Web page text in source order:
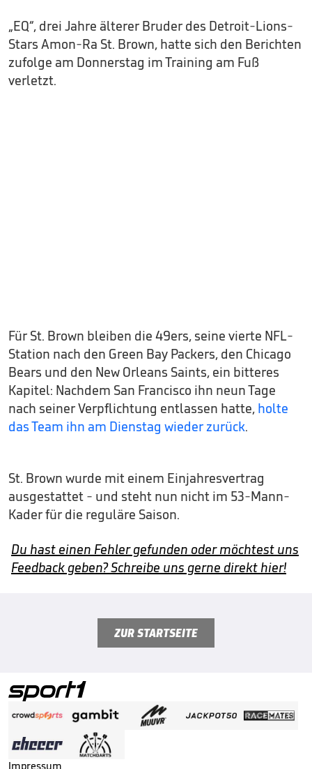
„EQ“, drei Jahre älterer Bruder des Detroit-Lions-
Stars Amon-Ra St. Brown, hatte sich den Berichten
zufolge am Donnerstag im Training am Fuß
verletzt.
Für St. Brown bleiben die 49ers, seine vierte NFL-
Station nach den Green Bay Packers, den Chicago
Bears und den New Orleans Saints, ein bitteres
Kapitel: Nachdem San Francisco ihn neun Tage
nach seiner Verpflichtung entlassen hatte, holte
das Team ihn am Dienstag wieder zurück.
St. Brown wurde mit einem Einjahresvertrag
ausgestattet - und steht nun nicht im 53-Mann-
Kader für die reguläre Saison.
Du hast einen Fehler gefunden oder möchtest uns
Feedback geben? Schreibe uns gerne direkt hier!
ZUR STARTSEITE
Impressum